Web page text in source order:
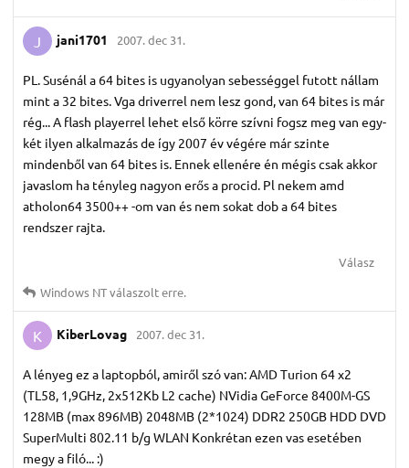
J jani1701 2007. dec 31.
PL. Susénál a 64 bites is ugyanolyan sebességgel futott nállam
mint a 32 bites. Vga driverrel nem lesz gond, van 64 bites is már
rég... A flash playerrel lehet első körre szívni fogsz meg van egy-
két ilyen alkalmazás de így 2007 év végére már szinte
mindenből van 64 bites is. Ennek ellenére én mégis csak akkor
javaslom ha tényleg nagyon erős a procid. Pl nekem amd
atholon64 3500++ -om van és nem sokat dob a 64 bites
rendszer rajta.
Válasz
Windows NTválaszolt erre.
K KiberLovag 2007. dec 31.
A lényeg ez a laptopból, amiről szó van: AMD Turion 64 x2
(TL58, 1,9GHz, 2x512Kb L2 cache) NVidia GeForce 8400M-GS
128MB (max 896MB) 2048MB (2*1024) DDR2 250GB HDD DVD
SuperMulti 802.11 b/g WLAN Konkrétan ezen vas esetében
megy a filó... :)